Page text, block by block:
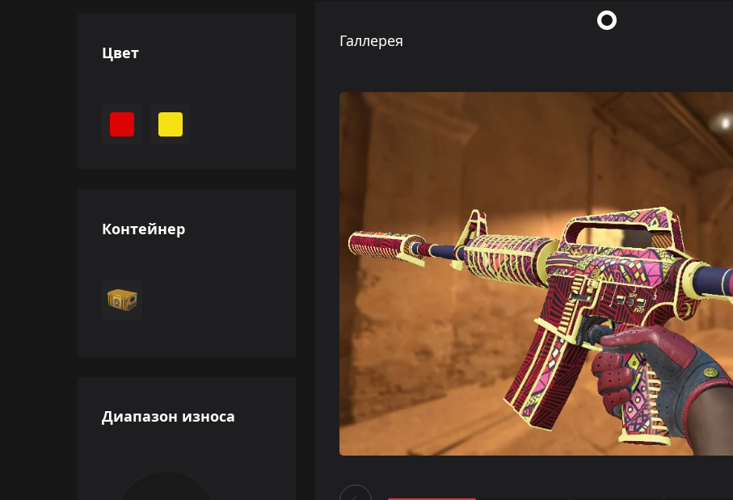
Галлерея
Цвет
Контейнер
Диапазон износа